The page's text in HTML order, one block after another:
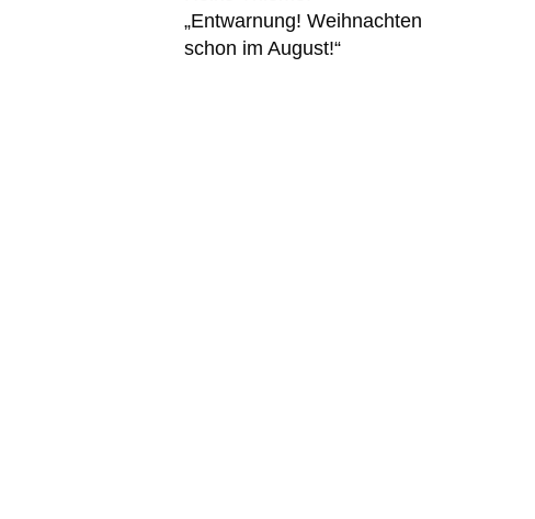
„Entwarnung! Weihnachten
schon im August!“